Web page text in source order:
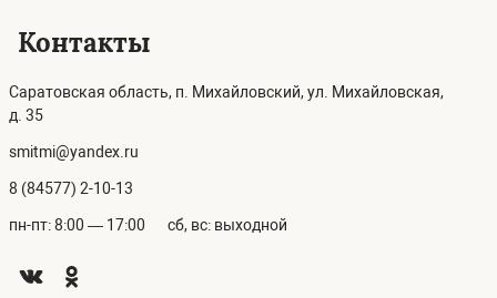
Контакты
Саратовская область, п. Михайловский, ул. Михайловская,
д. 35
smitmi@yandex.ru
8 (84577) 2-10-13
пн-пт: 8:00 — 17:00 сб, вс: выходной